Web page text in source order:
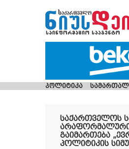
პოლიტიკა
საქართველოს
არაფორმალური
გაიმართება
პოლიტიკის